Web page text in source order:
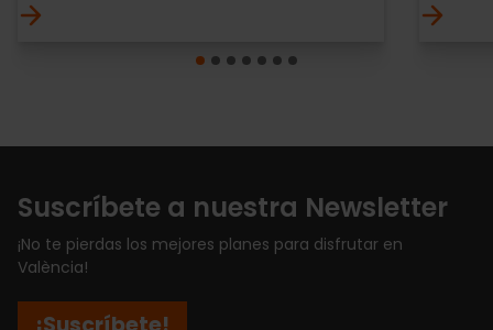
Suscríbete a nuestra Newsletter
¡No te pierdas los mejores planes para disfrutar en
València!